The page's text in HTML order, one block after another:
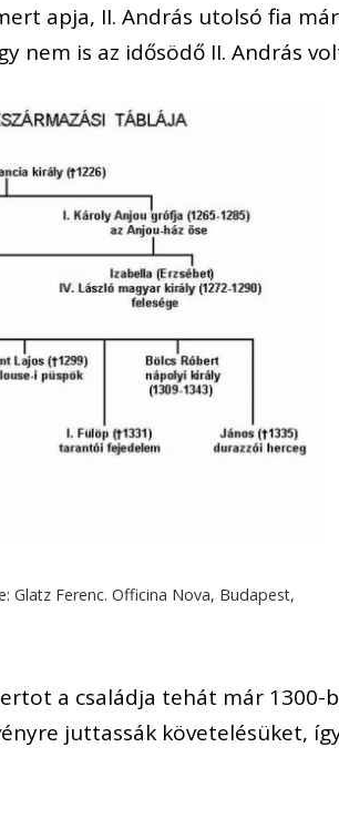
apja, II. András utolsó fia
nem is az idősödő II. András
Glatz Ferenc. Officina Nova, Budapest,
a családja tehát már 1300-
juttassák követelésüket,